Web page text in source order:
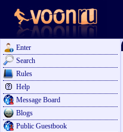
Enter
Search
Rules
Help
Message Board
Blogs
Public Guestbook